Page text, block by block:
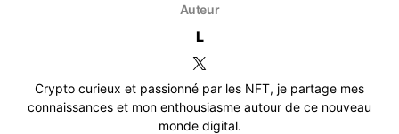
Auteur
L
Crypto curieux et passionné par les NFT, je partage mes
connaissances et mon enthousiasme autour de ce nouveau
monde digital.